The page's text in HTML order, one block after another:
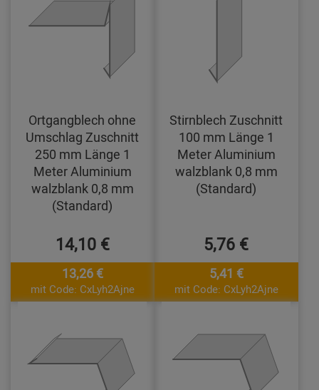
Ortgangblech ohne
Umschlag Zuschnitt
250 mm Länge 1
Meter Aluminium
walzblank 0,8 mm
(Standard)
14,10 €
13,26 €
mit Code: CxLyh2Ajne
Stirnblech Zuschnitt
100 mm Länge 1
Meter Aluminium
walzblank 0,8 mm
(Standard)
5,76 €
5,41 €
mit Code: CxLyh2Ajne